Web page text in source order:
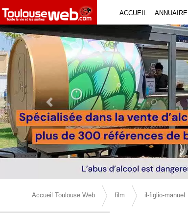
ACCUEIL ANNUAIRE
Previous Slide
Accueil Toulouse Web film il-figlio-manuel